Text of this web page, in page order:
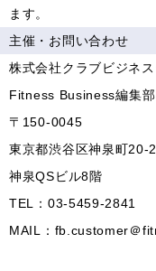
ます。
主催・お問い合わせ
株式会社クラブビジネ
Fitness Business編集部
〒150-0045
東京都渋谷区神泉町
神泉QSビル8階
TEL：03-5459-2841
MAIL：fb.customer＠